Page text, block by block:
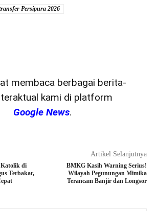
Persipura 2026
membaca berbagai berita-
kami di platform
Google News.
Katolik di
Terbakar,
Artikel Selanjutnya
BMKG Kasih Warning Serius!
Wilayah Pegunungan Mimika
Terancam Banjir dan Longsor